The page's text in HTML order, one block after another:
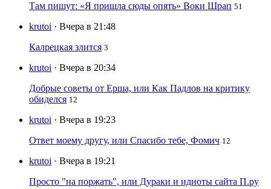
Там пишут: «Я пришла сюды опять» Воки Шрап 51
krutoi · Вчера в 21:48
Калрецкая злится 3
krutoi · Вчера в 20:34
Добрые советы от Ерша, или Как Падлов на критику
обиделся 12
krutoi · Вчера в 19:23
Ответ моему другу, или Спасибо тебе, Фомич 12
krutoi · Вчера в 19:21
Просто "на поржать", или Дураки и идиоты сайта П.ру